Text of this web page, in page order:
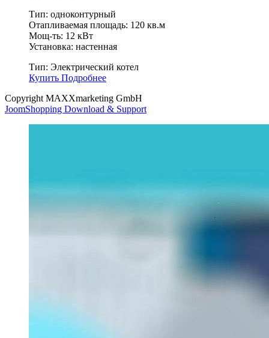
Тип: одноконтурный
Отапливаемая площадь: 120 кв.м
Мощ-ть: 12 кВт
Установка: настенная
Тип: Электрический котел
Купить Подробнее
Copyright MAXXmarketing GmbH
JoomShopping Download & Support